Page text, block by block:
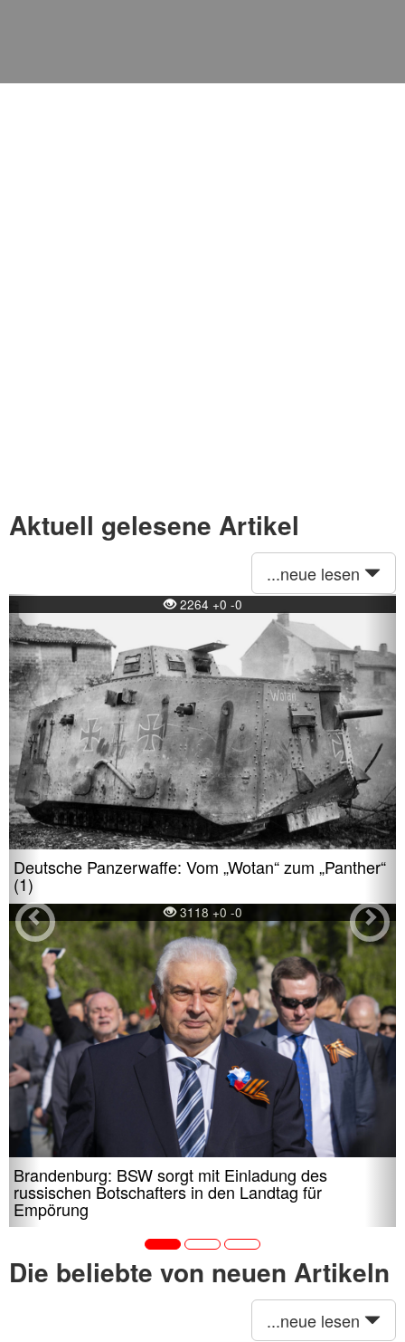
Aktuell gelesene Artikel
...neue lesen
2264 +0 -0
Deutsche Panzerwaffe: Vom „Wotan“ zum „Panther“
(1)
3118 +0 -0
Brandenburg: BSW sorgt mit Einladung des
russischen Botschafters in den Landtag für
Empörung
Die beliebte von neuen Artikeln
...neue lesen